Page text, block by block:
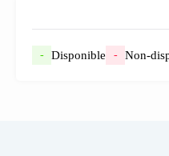
- Disponible - Non-